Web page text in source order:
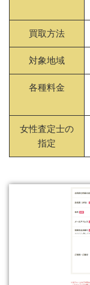
買取方法
対象地域
各種料金
女性査定士の
指定